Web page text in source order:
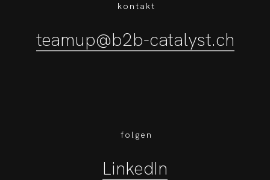
kontakt
teamup@b2b-catalyst.ch
folgen
LinkedIn